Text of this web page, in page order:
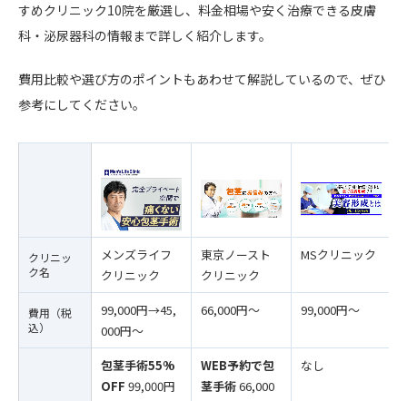
すめクリニック10院を厳選し、料金相場や安く治療できる皮膚
科・泌尿器科の情報まで詳しく紹介します。
費用比較や選び方のポイントもあわせて解説しているので、ぜひ
参考にしてください。
クリニッ
ク名
メンズライフ
クリニック
東京ノースト
クリニック
MSクリニック
費用（税
込）
99,000円→45,
000円〜
66,000円〜 99,000円〜
包茎手術55%
OFF 99,000円
WEB予約で包
茎手術66,000
なし